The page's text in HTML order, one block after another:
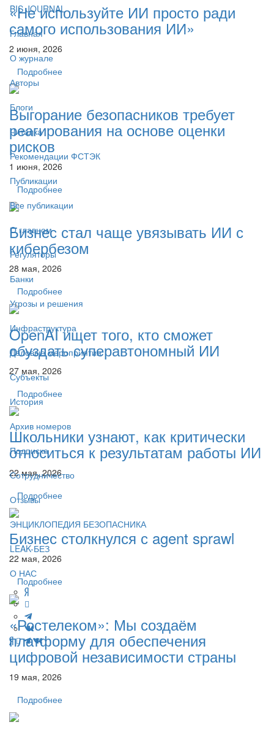
BIS JOURNAL
Главная
О журнале
Авторы
Блоги
Читалка
Рекомендации ФСТЭК
Публикации
Все публикации
О главном
Регуляторы
Банки
Угрозы и решения
Инфраструктура
Деловые мероприятия
Субъекты
История
Архив номеров
Подписка
Сотрудничество
Отзывы
ЭНЦИКЛОПЕДИЯ БЕЗОПАСНИКА
LEAK-БЕЗ
О НАС
«Не используйте ИИ просто ради
самого использования ИИ»
2 июня, 2026
Подробнее
Выгорание безопасников требует
реагирования на основе оценки
рисков
1 июня, 2026
Подробнее
Бизнес стал чаще увязывать ИИ с
кибербезом
28 мая, 2026
Подробнее
OpenAI ищет того, кто сможет
обуздать суперавтономный ИИ
27 мая, 2026
Подробнее
Школьники узнают, как критически
относиться к результатам работы ИИ
22 мая, 2026
Подробнее
Бизнес столкнулся с agent sprawl
22 мая, 2026
Подробнее
«Ростелеком»: Мы создаём
платформу для обеспечения
цифровой независимости страны
19 мая, 2026
Подробнее